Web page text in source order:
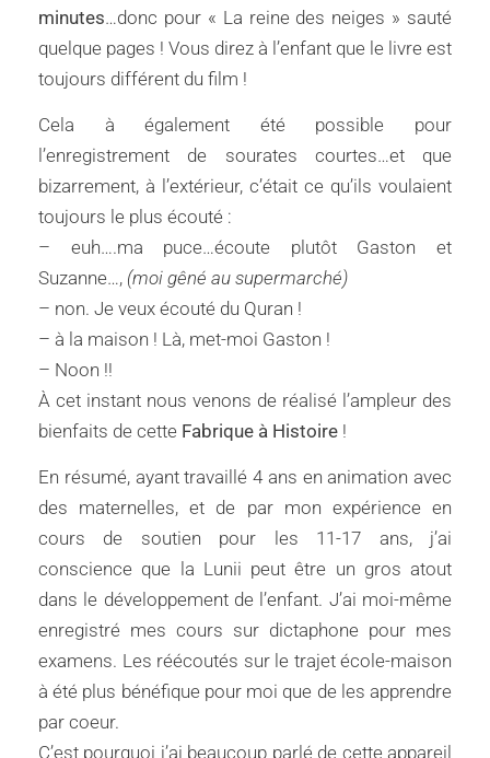
minutes…donc pour « La reine des neiges » sauté
quelque pages ! Vous direz à l’enfant que le livre est
toujours différent du film !
Cela à également été possible pour
l’enregistrement de sourates courtes…et que
bizarrement, à l’extérieur, c’était ce qu’ils voulaient
toujours le plus écouté :
– euh….ma puce…écoute plutôt Gaston et
Suzanne…, (moi gêné au supermarché)
– non. Je veux écouté du Quran !
– à la maison ! Là, met-moi Gaston !
– Noon !!
À cet instant nous venons de réalisé l’ampleur des
bienfaits de cette Fabrique à Histoire !
En résumé, ayant travaillé 4 ans en animation avec
des maternelles, et de par mon expérience en
cours de soutien pour les 11-17 ans, j’ai
conscience que la Lunii peut être un gros atout
dans le développement de l’enfant. J’ai moi-même
enregistré mes cours sur dictaphone pour mes
examens. Les réécoutés sur le trajet école-maison
à été plus bénéfique pour moi que de les apprendre
par coeur.
C’est pourquoi j’ai beaucoup parlé de cette appareil